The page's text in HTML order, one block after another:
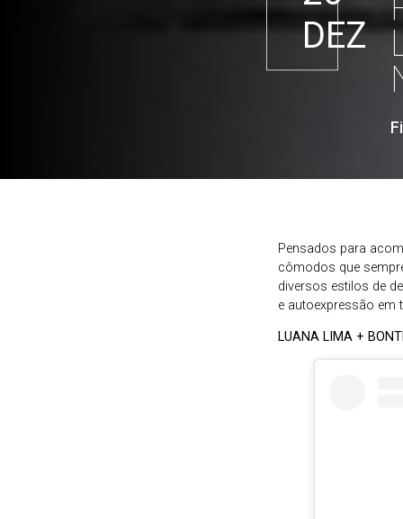
DEZ
Pensados para
cômodos que
diversos estilos de
e autoexpressão
LUANA LIMA +